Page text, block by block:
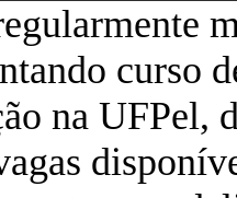
curso
na UFPel,